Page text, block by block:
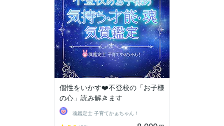
個性をいかす❤️不登校の「お子様
の心」読み解きます
魂鑑定士 子育てかぁちゃん！